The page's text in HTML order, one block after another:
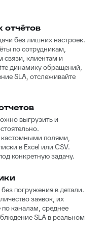
отчётов
без лишних настроек.
по сотрудникам,
связи, клиентам и
динамику обращений,
SLA, отслеживайте
выгрузить и
кастомными полями,
в Excel или CSV.
конкретную задачу.
погружения в детали.
заявок, их
каналам, среднее
SLA в реальном